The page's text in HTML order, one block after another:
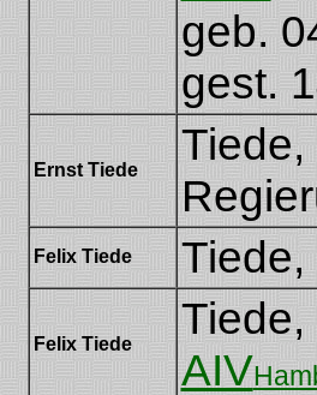
geb.
gest.
Ernst Tiede
Tiede,
Felix Tiede Tiede,
Felix Tiede
Tiede,
AIV